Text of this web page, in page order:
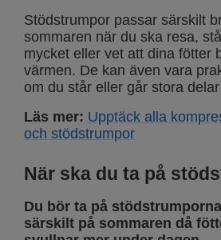
Stödstrumpor passar särskilt
sommaren när du ska resa,
mycket eller vet att dina fötter
värmen. De kan även vara
om du står eller går stora
Läs mer: Upptäck alla
och stödstrumpor
När ska du ta på
Du bör ta på
särskilt på sommaren då